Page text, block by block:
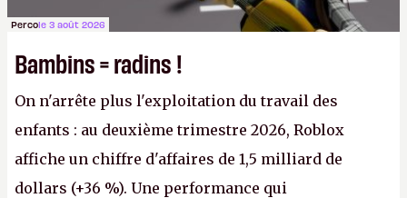
Percole 3 août 2026
Bambins = radins !
On n'arrête plus l'exploitation du travail des
enfants : au deuxième trimestre 2026, Roblox
affiche un chiffre d'affaires de 1,5 milliard de
dollars (+36 %). Une performance qui